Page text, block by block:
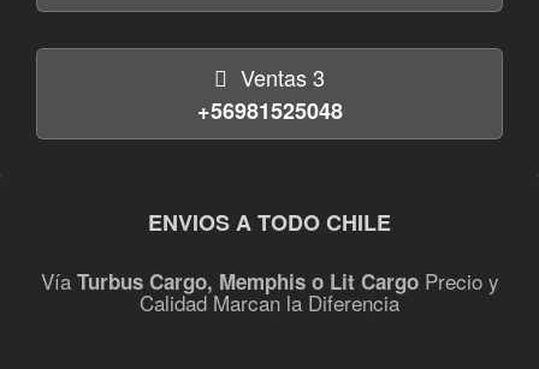
Ventas 3
+56981525048
ENVIOS A TODO CHILE
Vía Turbus Cargo, Memphis o Lit CargoPrecio y
Calidad Marcan la Diferencia